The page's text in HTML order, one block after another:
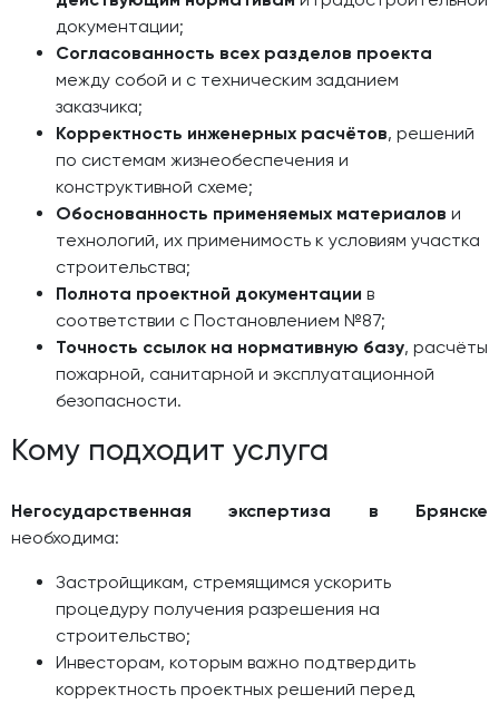
документации;
Согласованность всех разделов проекта
между собой и с техническим заданием
заказчика;
Корректность инженерных расчётов, решений
по системам жизнеобеспечения и
конструктивной схеме;
Обоснованность применяемых материалов и
технологий, их применимость к условиям участка
строительства;
Полнота проектной документации в
соответствии с Постановлением №87;
Точность ссылок на нормативную базу, расчёты
пожарной, санитарной и эксплуатационной
безопасности.
Кому подходит услуга
Негосударственная экспертиза в Брянске
необходима:
Застройщикам, стремящимся ускорить
процедуру получения разрешения на
строительство;
Инвесторам, которым важно подтвердить
корректность проектных решений перед